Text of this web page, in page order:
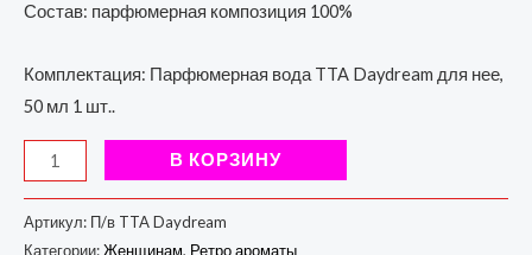
Состав: парфюмерная композиция 100%
Комплектация: Парфюмерная вода TTA Daydream для нее,
50 мл 1 шт..
В КОРЗИНУ
Артикул: П/в TTA Daydream
Категории:Женщинам, Ретро ароматы